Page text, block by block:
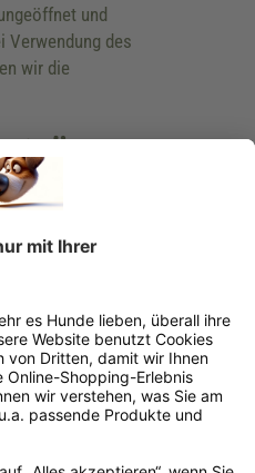
und
Verwendung des
wir die
die
aus. Dieses
die Artikel
Paket. Dieses kannst du
anfordern. Hast du als
eine Email an
rufe zu unseren
wir dir ein